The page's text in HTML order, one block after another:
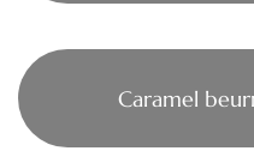
Caramel